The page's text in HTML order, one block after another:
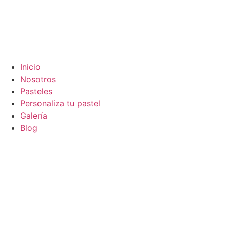
Inicio
Nosotros
Pasteles
Personaliza tu pastel
Galería
Blog